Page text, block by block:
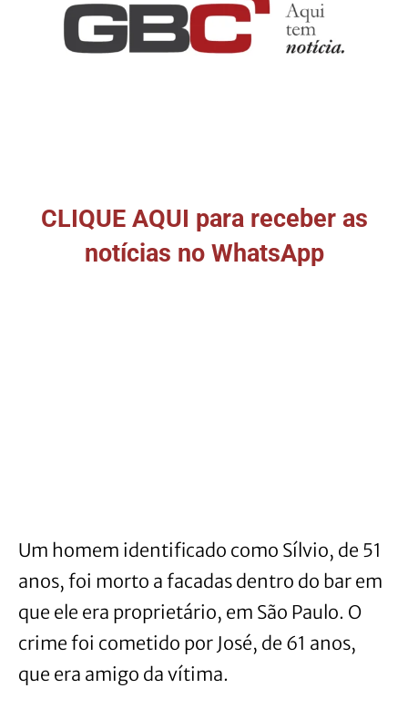
CLIQUE AQUI para receber as
notícias no WhatsApp
Um homem identificado como Sílvio, de 51
anos, foi morto a facadas dentro do bar em
que ele era proprietário, em São Paulo. O
crime foi cometido por José, de 61 anos,
que era amigo da vítima.